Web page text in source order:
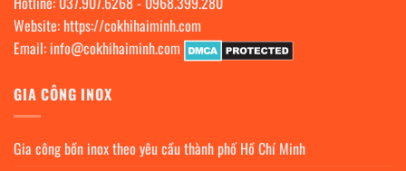
Website: https://cokhihaiminh.com
Email: info@cokhihaiminh.com
GIA CÔNG INOX
Gia công bồn inox theo yêu cầu thành phố Hồ Chí Minh